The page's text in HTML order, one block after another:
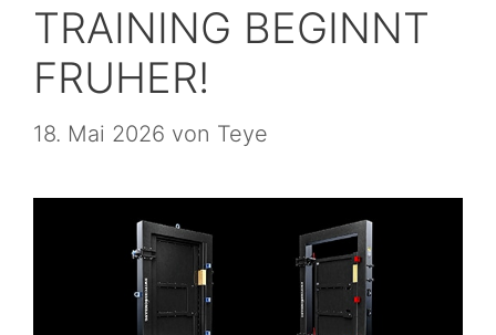
TRAINING BEGINNT
FRUHER!
18. Mai 2026 von Teye